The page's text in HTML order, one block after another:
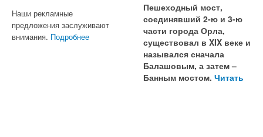
Наши рекламные
предложения заслуживают
внимания. Подробнее
Пешеходный мост,
соединявший 2-ю и 3-ю
части города Орла,
существовал в XIX веке и
назывался сначала
Балашовым, а затем –
Банным мостом. Читать